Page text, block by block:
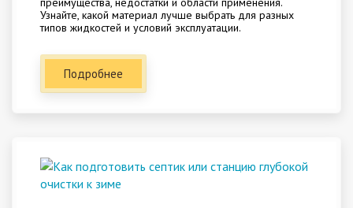
Узнайте, какой материал лучше выбрать для разных
типов жидкостей и условий эксплуатации.
Подробнее